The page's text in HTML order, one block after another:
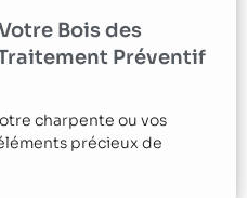
Bois des
Préventif
charpente ou vos
précieux de